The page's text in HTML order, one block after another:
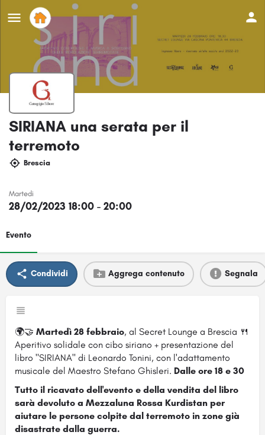
SIRIANA una serata per il
terremoto
Brescia
Martedi
28/02/2023 18:00 - 20:00
Evento
Condividi Aggrega contenuto Segnala
🌍🤝 Martedì 28 febbraio, al Secret Lounge a Brescia 🍴
Aperitivo solidale con cibo siriano + presentazione del
libro "SIRIANA" di Leonardo Tonini, con l'adattamento
musicale del Maestro Stefano Ghisleri. Dalle ore 18 e 30
Tutto il ricavato dell'evento e della vendita del libro
sarà devoluto a Mezzaluna Rossa Kurdistan per
aiutare le persone colpite dal terremoto in zone già
disastrate dalla guerra.